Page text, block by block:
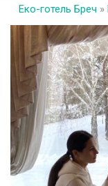
Еко-готель Бреч »